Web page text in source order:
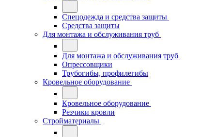
Спецодежда и средства защиты
Средства защиты
Для монтажа и обслуживания труб
Для монтажа и обслуживания труб
Опрессовщики
Трубогибы, профилегибы
Кровельное оборудование
Кровельное оборудование
Резчики кровли
Стройматериалы